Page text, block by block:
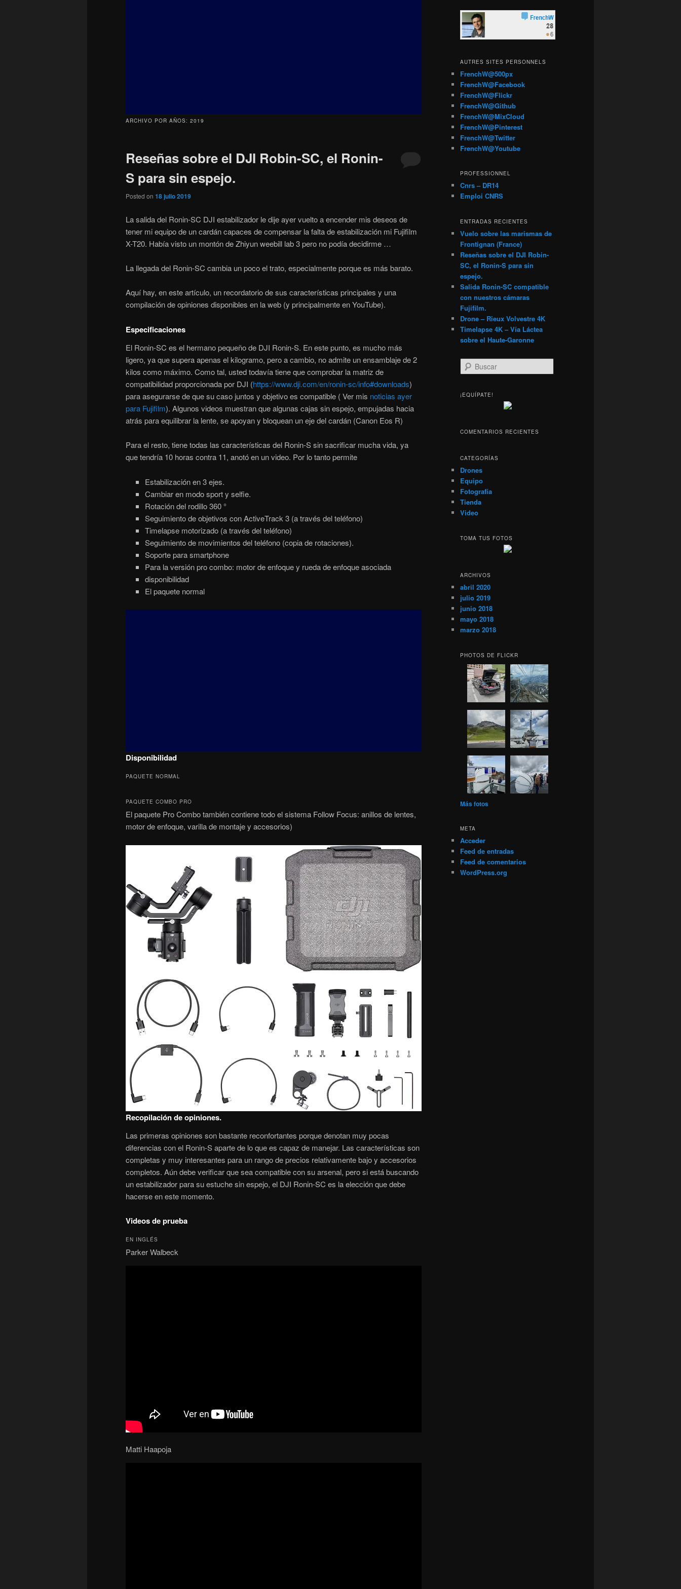
ARCHIVO POR AÑOS: 2019
Reseñas sobre el DJI Robin-SC, el Ronin-
S para sin espejo.
Posted on 18 julio 2019
La salida del Ronin-SC DJI estabilizador le dije ayer vuelto a encender mis deseos de
tener mi equipo de un cardán capaces de compensar la falta de estabilización mi Fujifilm
X-T20. Había visto un montón de Zhiyun weebill lab 3 pero no podía decidirme …
La llegada del Ronin-SC cambia un poco el trato, especialmente porque es más barato.
Aquí hay, en este artículo, un recordatorio de sus características principales y una
compilación de opiniones disponibles en la web (y principalmente en YouTube).
Especificaciones
El Ronin-SC es el hermano pequeño de DJI Ronin-S. En este punto, es mucho más
ligero, ya que supera apenas el kilogramo, pero a cambio, no admite un ensamblaje de 2
kilos como máximo. Como tal, usted todavía tiene que comprobar la matriz de
compatibilidad proporcionada por DJI (https://www.dji.com/en/ronin-sc/info#downloads)
para asegurarse de que su caso juntos y objetivo es compatible ( Ver mis noticias ayer
para Fujifilm). Algunos videos muestran que algunas cajas sin espejo, empujadas hacia
atrás para equilibrar la lente, se apoyan y bloquean un eje del cardán (Canon Eos R)
Para el resto, tiene todas las características del Ronin-S sin sacrificar mucha vida, ya
que tendría 10 horas contra 11, anotó en un video. Por lo tanto permite
Estabilización en 3 ejes.
Cambiar en modo sport y selfie.
Rotación del rodillo 360 °
Seguimiento de objetivos con ActiveTrack 3 (a través del teléfono)
Timelapse motorizado (a través del teléfono)
Seguimiento de movimientos del teléfono (copia de rotaciones).
Soporte para smartphone
Para la versión pro combo: motor de enfoque y rueda de enfoque asociada
disponibilidad
El paquete normal
Disponibilidad
PAQUETE NORMAL
PAQUETE COMBO PRO
El paquete Pro Combo también contiene todo el sistema Follow Focus: anillos de lentes,
motor de enfoque, varilla de montaje y accesorios)
Recopilación de opiniones.
Las primeras opiniones son bastante reconfortantes porque denotan muy pocas
diferencias con el Ronin-S aparte de lo que es capaz de manejar. Las características son
completas y muy interesantes para un rango de precios relativamente bajo y accesorios
completos. Aún debe verificar que sea compatible con su arsenal, pero si está buscando
un estabilizador para su estuche sin espejo, el DJI Ronin-SC es la elección que debe
hacerse en este momento.
Videos de prueba
EN INGLÉS
Parker Walbeck
Matti Haapoja
AUTRES SITES PERSONNELS
FrenchW@500px
FrenchW@Facebook
FrenchW@Flickr
FrenchW@Github
FrenchW@MixCloud
FrenchW@Pinterest
FrenchW@Twitter
FrenchW@Youtube
PROFESSIONNEL
Cnrs – DR14
Emploi CNRS
ENTRADAS RECIENTES
Vuelo sobre las marismas de
Frontignan (France)
Reseñas sobre el DJI Robin-
SC, el Ronin-S para sin
espejo.
Salida Ronin-SC compatible
con nuestros cámaras
Fujifilm.
Drone – Rieux Volvestre 4K
Timelapse 4K – Vía Láctea
sobre el Haute-Garonne
u
c
¡EQUÍPATE!
COMENTARIOS RECIENTES
CATEGORÍAS
Drones
Equipo
Fotografía
Tienda
Video
TOMA TUS FOTOS
ARCHIVOS
abril 2020
julio 2019
junio 2018
mayo 2018
marzo 2018
PHOTOS DE FLICKR
Más fotos
META
Acceder
Feed de entradas
Feed de comentarios
WordPress.org